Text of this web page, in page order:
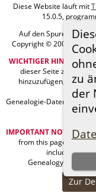
zu
der
Diese Website läuft mit
15.0.5,
Auf den Spuren
Copyright © 2005-2026
WICHTIGER HINWEIS:
dieser Seite zu
hinzuzufügen, ohne
Genealogie-Daten können
IMPORTANT NOTICE:
from this page to
including my
Genealogy data can
Zur